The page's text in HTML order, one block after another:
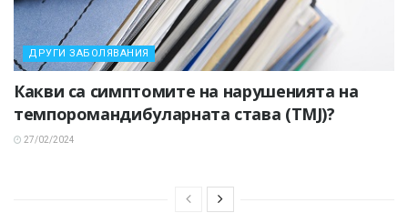
ДРУГИ ЗАБОЛЯВАНИЯ
Какви са симптомите на нарушенията на
темпоромандибуларната става (TMJ)?
27/02/2024